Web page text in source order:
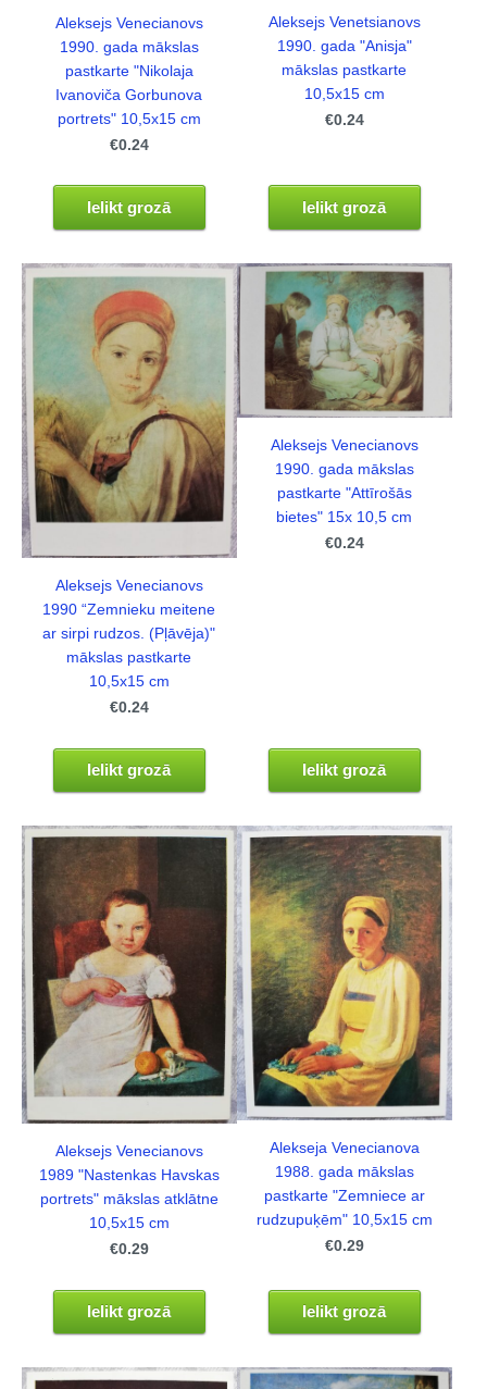
Aleksejs Venecianovs
1990. gada mākslas
pastkarte "Nikolaja
Ivanoviča Gorbunova
portrets" 10,5x15 cm
€0.24
Ielikt grozā
Aleksejs Venetsianovs
1990. gada "Anisja"
mākslas pastkarte
10,5x15 cm
€0.24
Ielikt grozā
Aleksejs Venecianovs
1990 “Zemnieku meitene
ar sirpi rudzos. (Pļāvēja)"
mākslas pastkarte
10,5x15 cm
€0.24
Ielikt grozā
Aleksejs Venecianovs
1990. gada mākslas
pastkarte "Attīrošās
bietes" 15x 10,5 cm
€0.24
Ielikt grozā
Aleksejs Venecianovs
1989 "Nastenkas Havskas
portrets" mākslas atklātne
10,5x15 cm
€0.29
Ielikt grozā
Alekseja Venecianova
1988. gada mākslas
pastkarte "Zemniece ar
rudzupuķēm" 10,5x15 cm
€0.29
Ielikt grozā